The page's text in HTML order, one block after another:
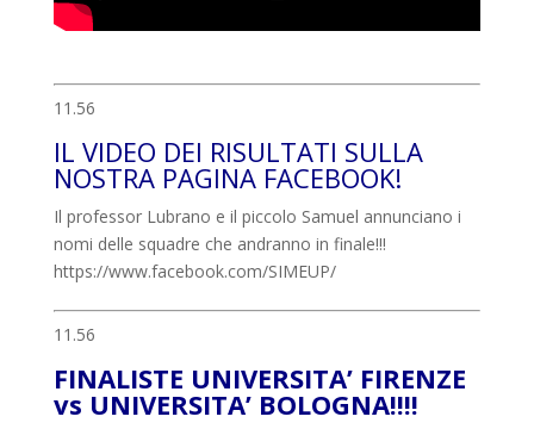
11.56
IL VIDEO DEI RISULTATI SULLA
NOSTRA PAGINA FACEBOOK!
Il professor Lubrano e il piccolo Samuel annunciano i
nomi delle squadre che andranno in finale!!!
https://www.facebook.com/SIMEUP/
11.56
FINALISTE UNIVERSITA’ FIRENZE
vs UNIVERSITA’ BOLOGNA!!!!